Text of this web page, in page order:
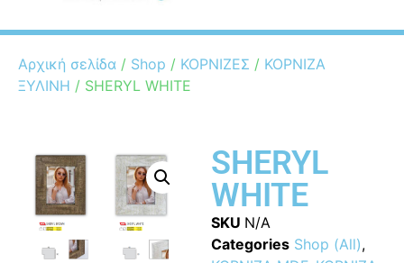
Αρχική σελίδα / Shop / ΚΟΡΝΙΖΕΣ / ΚΟΡΝΙΖΑ
ΞΥΛΙΝΗ / SHERYL WHITE
SHERYL
WHITE
SKU N/A
Categories Shop (All),